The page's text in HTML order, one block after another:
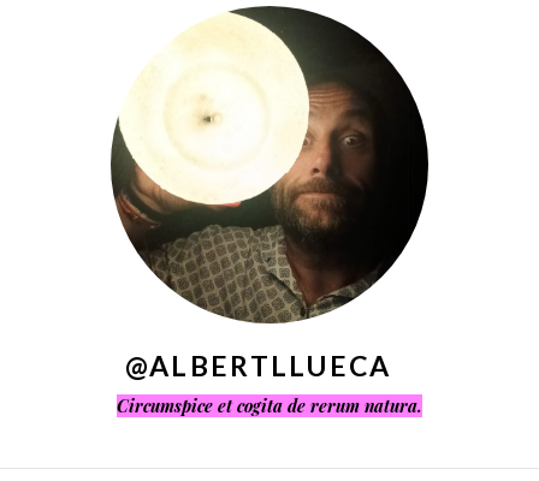
@ALBERTLLUECA
Circumspice et cogita de rerum natura.